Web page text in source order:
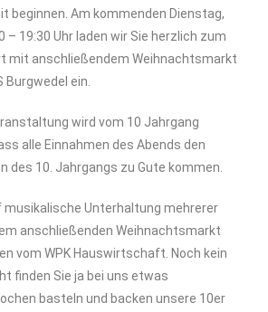
beginnen. Am kommenden Dienstag,
– 19:30 Uhr laden wir Sie herzlich zum
mit anschließendem Weihnachtsmarkt
Burgwedel ein.
wird vom 10 Jahrgang
alle Einnahmen des Abends den
des 10. Jahrgangs zu Gute kommen.
musikalische Unterhaltung mehrerer
anschließenden Weihnachtsmarkt
vom WPK Hauswirtschaft. Noch kein
finden Sie ja bei uns etwas
basteln und backen unsere 10er